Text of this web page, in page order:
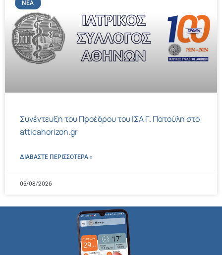
ΝΈΑ
Συνέντευξη του Προέδρου του ΙΣΑ Γ. Πατούλη στο
atticahorizon.gr
ΔΙΑΒΑΣΤΕ ΠΕΡΙΣΣΌΤΕΡΑ »
05/08/2026